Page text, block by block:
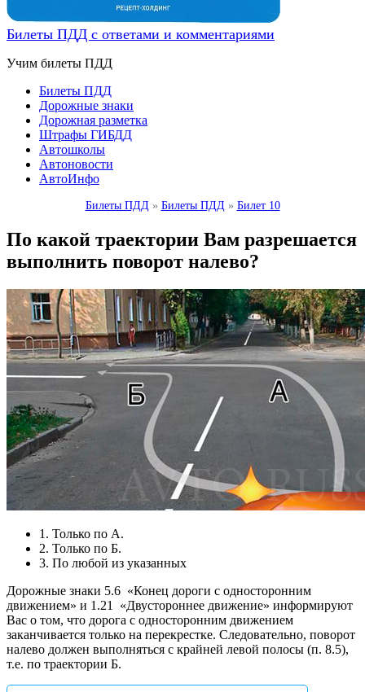
Билеты ПДД с ответами и комментариями
Учим билеты ПДД
Билеты ПДД
Дорожные знаки
Дорожная разметка
Штрафы ГИБДД
Автошколы
Автоновости
АвтоИнфо
Билеты ПДД » Билеты ПДД » Билет 10
По какой траектории Вам разрешается
выполнить поворот налево?
1. Только по А.
2. Только по Б.
3. По любой из указанных
Дорожные знаки 5.6 «Конец дороги с односторонним
движением» и 1.21
«Двустороннее движение» информируют
Вас о том, что дорога с односторонним движением
заканчивается только на перекрестке. Следовательно, поворот
налево должен выполняться с крайней левой полосы (п. 8.5),
т.е. по траектории Б.